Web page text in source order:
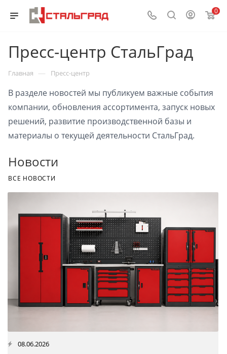
0
Пресс-центр СтальГрад
Главная — Пресс-центр
В разделе новостей мы публикуем важные события
компании, обновления ассортимента, запуск новых
решений, развитие производственной базы и
материалы о текущей деятельности СтальГрад.
Новости
ВСЕ НОВОСТИ
08.06.2026